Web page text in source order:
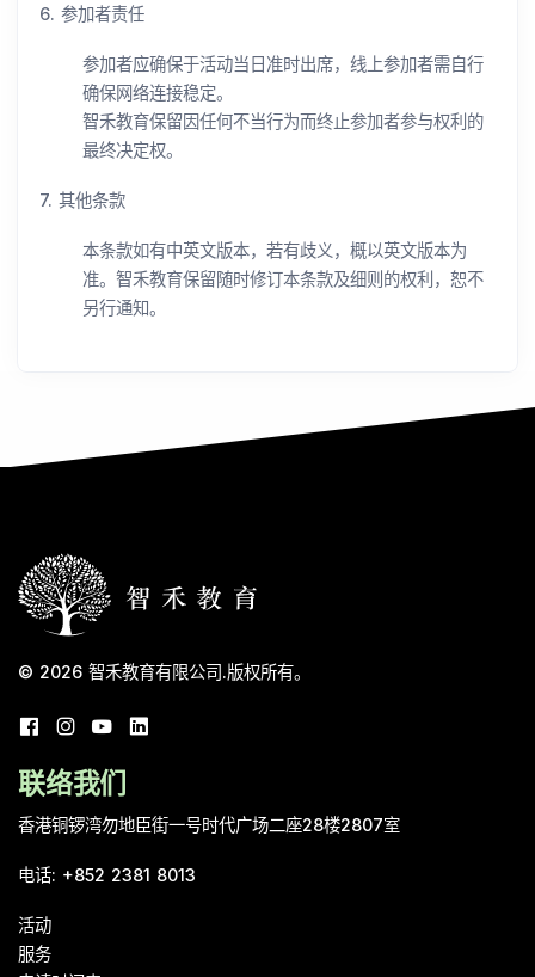
6. 参加者责任
参加者应确保于活动当日准时出席，线上参加者需自行
确保网络连接稳定。
智禾教育保留因任何不当行为而终止参加者参与权利的
最终决定权。
7. 其他条款
本条款如有中英文版本，若有歧义，概以英文版本为
准。智禾教育保留随时修订本条款及细则的权利，恕不
另行通知。
© 2026 智禾教育有限公司.版权所有。
联络我们
香港铜锣湾勿地臣街一号时代广场二座28楼2807室
电话: +852 2381 8013
活动
服务